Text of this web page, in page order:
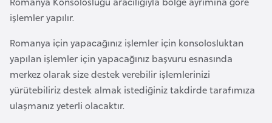
işlemler yapılır.
Romanya için yapacağınız işlemler için konsolosluktan
yapılan işlemler için yapacağınız başvuru esnasında
merkez olarak size destek verebilir işlemlerinizi
yürütebiliriz destek almak istediğiniz takdirde tarafımıza
ulaşmanız yeterli olacaktır.
s
n
e
e